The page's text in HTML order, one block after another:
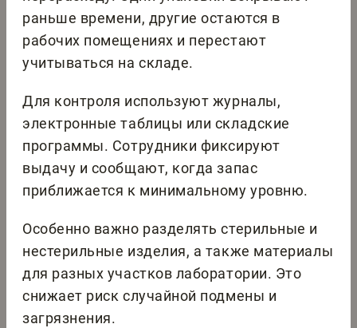
раньше времени, другие остаются в
рабочих помещениях и перестают
учитываться на складе.
Для контроля используют журналы,
электронные таблицы или складские
программы. Сотрудники фиксируют
выдачу и сообщают, когда запас
приближается к минимальному уровню.
Особенно важно разделять стерильные и
нестерильные изделия, а также материалы
для разных участков лаборатории. Это
снижает риск случайной подмены и
загрязнения.